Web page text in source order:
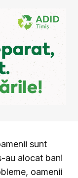
sunt
au alocat bani
oamenii